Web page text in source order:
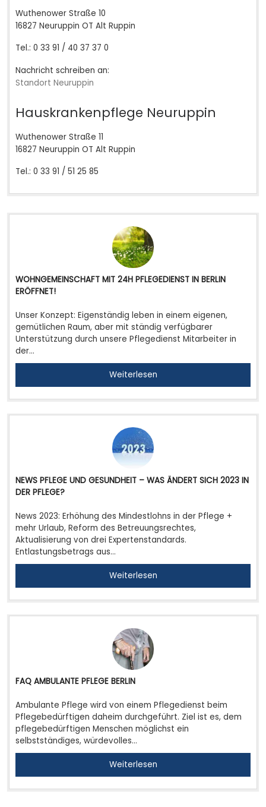
Wuthenower Straße 10
16827 Neuruppin OT Alt Ruppin
Tel.: 0 33 91 / 40 37 37 0
Nachricht schreiben an:
Standort Neuruppin
Hauskrankenpflege Neuruppin
Wuthenower Straße 11
16827 Neuruppin OT Alt Ruppin
Tel.: 0 33 91 / 51 25 85
WOHNGEMEINSCHAFT MIT 24H PFLEGEDIENST IN BERLIN
ERÖFFNET!
Unser Konzept: Eigenständig leben in einem eigenen,
gemütlichen Raum, aber mit ständig verfügbarer
Unterstützung durch unsere Pflegedienst Mitarbeiter in
der…
Weiterlesen
NEWS PFLEGE UND GESUNDHEIT – WAS ÄNDERT SICH 2023 IN
DER PFLEGE?
News 2023: Erhöhung des Mindestlohns in der Pflege +
mehr Urlaub, Reform des Betreuungsrechtes,
Aktualisierung von drei Expertenstandards.
Entlastungsbetrags aus…
Weiterlesen
FAQ AMBULANTE PFLEGE BERLIN
Ambulante Pflege wird von einem Pflegedienst beim
Pflegebedürftigen daheim durchgeführt. Ziel ist es, dem
pflegebedürftigen Menschen möglichst ein
selbstständiges, würdevolles…
Weiterlesen